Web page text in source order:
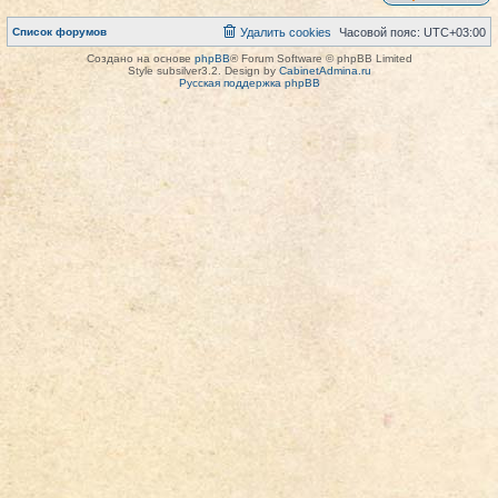
Список форумов Часовой пояс: UTC+03:00
Удалить cookies
Создано на основе phpBB® Forum Software © phpBB Limited
Style subsilver3.2. Design by CabinetAdmina.ru
Русская поддержка phpBB